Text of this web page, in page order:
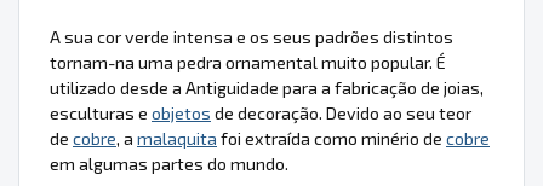
A sua cor verde intensa e os seus padrões distintos
tornam-na uma pedra ornamental muito popular. É
utilizado desde a Antiguidade para a fabricação de joias,
esculturas e objetos de decoração. Devido ao seu teor
de cobre, a malaquita foi extraída como minério de cobre
em algumas partes do mundo.